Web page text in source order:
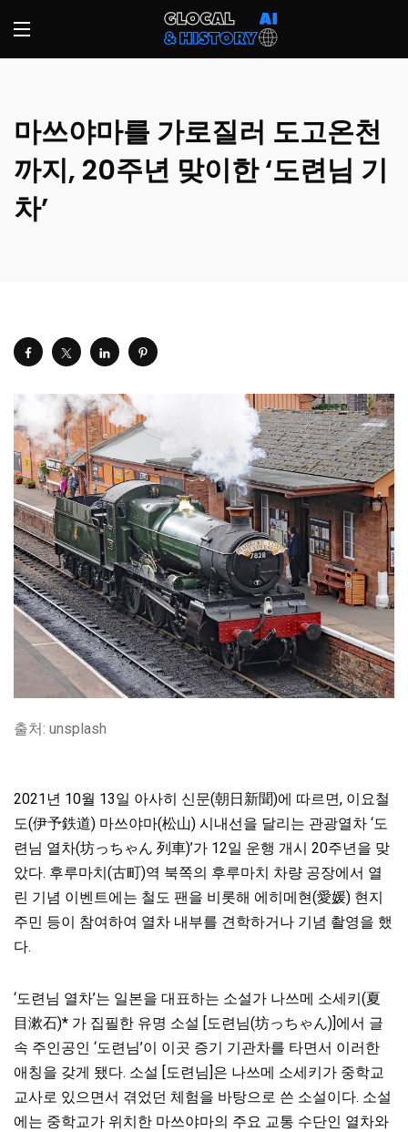
마쓰야마를 가로질러 도고온천
까지, 20주년 맞이한 ‘도련님 기
차’
출처: unsplash
2021년 10월 13일 아사히 신문(朝日新聞)에 따르면, 이요철
도(伊予鉄道) 마쓰야마(松山) 시내선을 달리는 관광열차 ‘도
련님 열차(坊っちゃん 列車)’가 12일 운행 개시 20주년을 맞
았다. 후루마치(古町)역 북쪽의 후루마치 차량 공장에서 열
린 기념 이벤트에는 철도 팬을 비롯해 에히메현(愛媛) 현지
주민 등이 참여하여 열차 내부를 견학하거나 기념 촬영을 했
다.
‘도련님 열차’는 일본을 대표하는 소설가 나쓰메 소세키(夏
目漱石)* 가 집필한 유명 소설 [도련님(坊っちゃん)]에서 글
속 주인공인 ‘도련님’이 이곳 증기 기관차를 타면서 이러한
애칭을 갖게 됐다. 소설 [도련님]은 나쓰메 소세키가 중학교
교사로 있으면서 겪었던 체험을 바탕으로 쓴 소설이다. 소설
에는 중학교가 위치한 마쓰야마의 주요 교통 수단인 열차와